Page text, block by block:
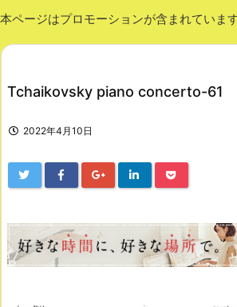
本ページはプロモーションが含まれていま
Tchaikovsky piano concerto-61
2022年4月10日